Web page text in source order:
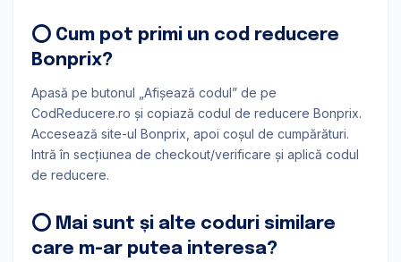
⭕ Cum pot primi un cod reducere
Bonprix?
Apasă pe butonul „Afișează codul” de pe
CodReducere.ro și copiază codul de reducere Bonprix.
Accesează site-ul Bonprix, apoi coșul de cumpărături.
Intră în secțiunea de checkout/verificare și aplică codul
de reducere.
⭕ Mai sunt și alte coduri similare
care m-ar putea interesa?